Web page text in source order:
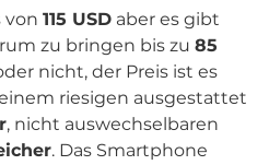
von 115 USDaber es gibt
zu bringen bis zu 85
nicht, der Preis ist es
riesigen ausgestattet
, nicht auswechselbaren
. Das Smartphone